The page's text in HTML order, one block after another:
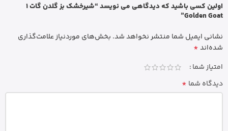
اولین کسی باشید که دیدگاهی می نویسد “شیرخشک بز گلدن گات 1
Golden Goat”
نشانی ایمیل شما منتشر نخواهد شد. بخش‌های موردنیاز علامت‌گذاری
شده‌اند*
امتیاز شما
دیدگاه شما *